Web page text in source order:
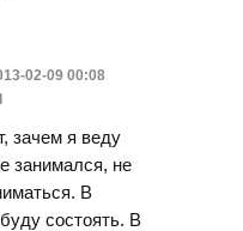
02-09 00:08
зачем я веду
занимался, не
В
состоять. В